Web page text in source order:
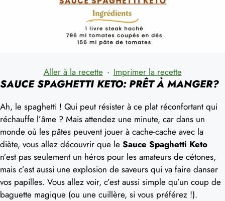
Aller à la recette · Imprimer la recette
SAUCE SPAGHETTI KETO: PRÊT À MANGER?
Ah, le spaghetti ! Qui peut résister à ce plat réconfortant qui
réchauffe l’âme ? Mais attendez une minute, car dans un
monde où les pâtes peuvent jouer à cache-cache avec la
diète, vous allez découvrir que le Sauce Spaghetti Keto
n’est pas seulement un héros pour les amateurs de cétones,
mais c’est aussi une explosion de saveurs qui va faire danser
vos papilles. Vous allez voir, c’est aussi simple qu’un coup de
baguette magique (ou une cuillère, si vous préférez !).